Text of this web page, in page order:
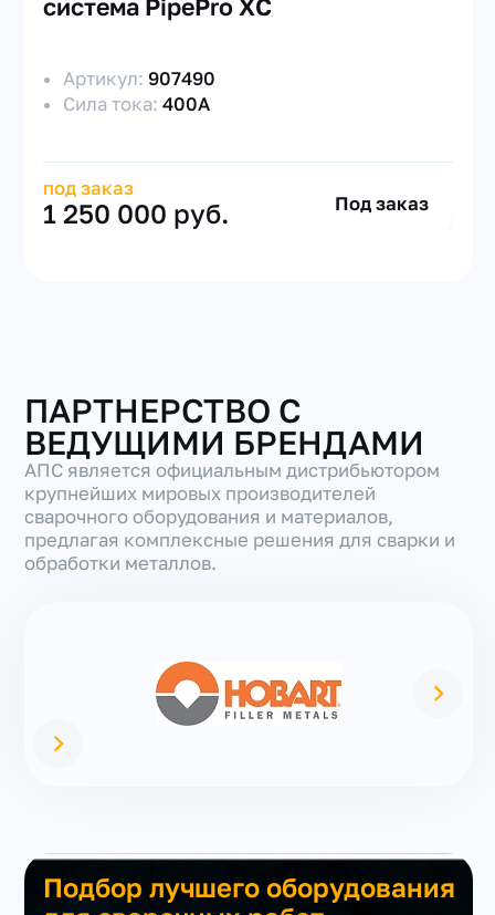
система PipePro XC
Артикул:907490
Сила тока:400А
под заказ
1 250 000 руб. Под заказ
ПАРТНЕРСТВО С
ВЕДУЩИМИ БРЕНДАМИ
АПС является официальным дистрибьютором
крупнейших мировых производителей
сварочного оборудования и материалов,
предлагая комплексные решения для сварки и
обработки металлов.
Подбор лучшего оборудования